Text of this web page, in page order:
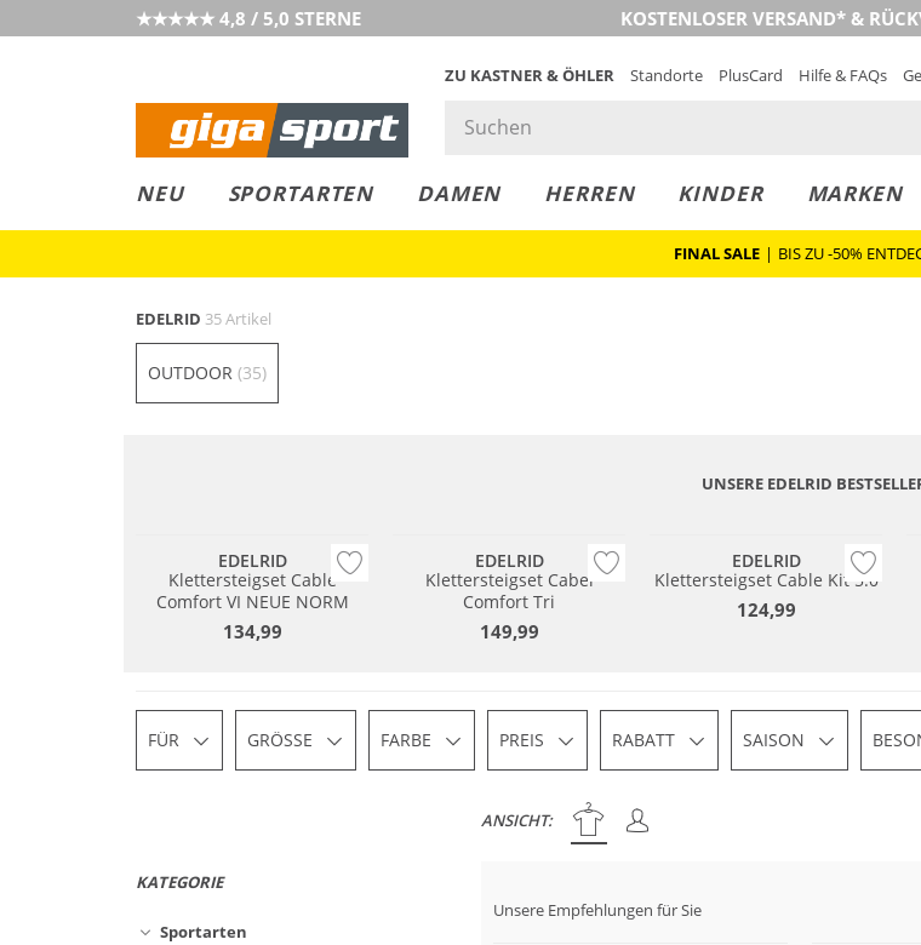
★★★★★ 4,8 / 5,0 STERNE KOSTENLOSER VERSAND* &
ZU KASTNER & ÖHLER Standorte PlusCard Hilfe & FAQs
NEU SPORTARTEN DAMEN HERREN KINDER MARKEN
LEASING
COLLECT
RESERVE
FINAL SALE | BIS ZU -50%
EDELRID 35 Artikel
OUTDOOR (35)
UNSERE EDELRID
EDELRID
Klettersteigset Cable
Comfort VI NEUE NORM
134,99
EDELRID
Klettersteigset Cabel
Comfort Tri
149,99
EDELRID
Klettersteigset Cable Kit 5.0
124,99
FÜR GRÖSSE FARBE PREIS RABATT SAISON
ANSICHT:
KATEGORIE
Sportarten
Unsere Empfehlungen für Sie
Nachhaltig